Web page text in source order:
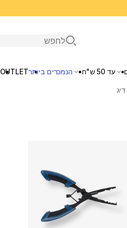
פתיחת חיפוש
עד 50 ש"ח הנמכרים ביותרOUTLET